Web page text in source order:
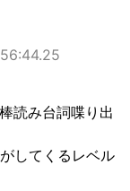
読み台詞喋り出
してくるレベル